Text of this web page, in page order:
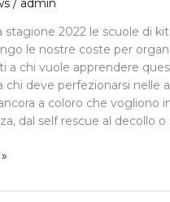
/ admin
stagione 2022 le scuole di
le nostre coste per
a chi vuole apprendere
chi deve perfezionarsi nelle
a coloro che vogliono
dal self rescue al decollo o